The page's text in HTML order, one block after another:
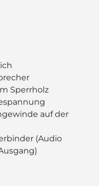
Sperrholz
auf der
(Audio